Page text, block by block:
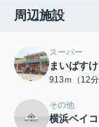
周辺施設
スーパー
まいばす
913ｍ（12分
その他
横浜ベイ